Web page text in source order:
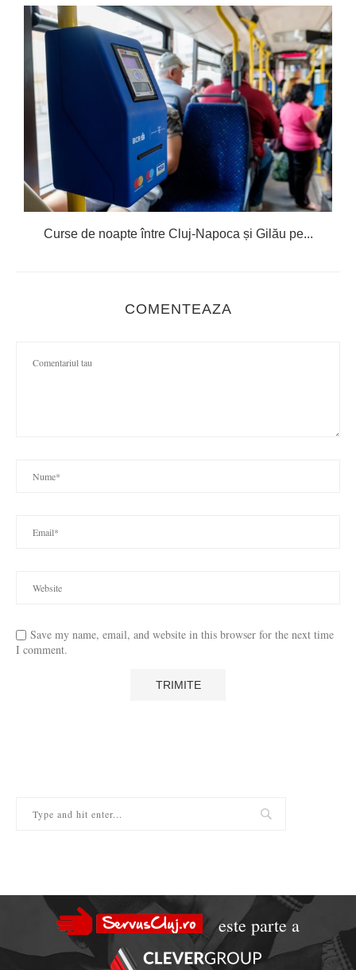
Curse de noapte între Cluj-Napoca și Gilău pe...
COMENTEAZA
Save my name, email, and website in this browser for the next time
I comment.
este parte a